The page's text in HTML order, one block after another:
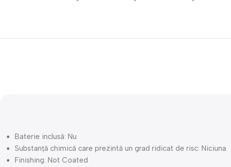
Baterie inclusă: Nu
Substanță chimică care prezintă un grad ridicat de risc: Niciuna
Finishing: Not Coated